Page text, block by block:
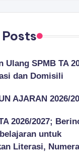
Ulang SPMB TA
dan Domisili
AJARAN 2026/
2026/2027;
untuk
Literasi,